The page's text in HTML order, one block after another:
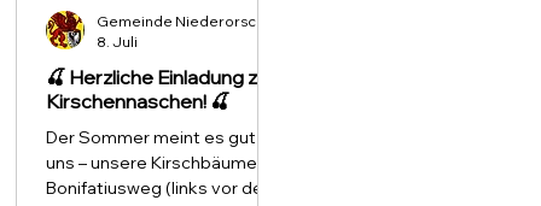
🍒 Herzliche Einladung zum
Kirschennaschen! 🍒
Der Sommer meint es gut mit
uns – unsere Kirschbäume am
Bonifatiusweg (links vor der
Gemeinde Niederorschel
8. Juli